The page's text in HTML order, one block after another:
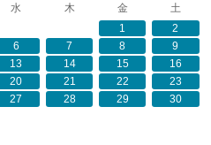
水 木 金
土
1
2
6 7 8
9
13 14 15
16
20 21 22
23
27 28 29
30